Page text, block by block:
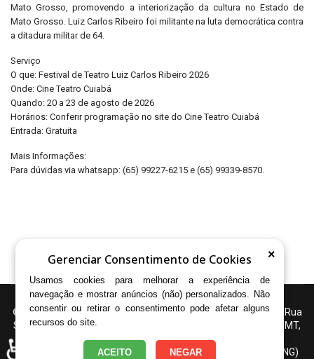
×
Gerenciar Consentimento de Cookies
Usamos cookies para melhorar a experiência de
navegação e mostrar anúncios (não) personalizados. Não
consentir ou retirar o consentimento pode afetar alguns
recursos do site.
ACEITO NEGAR
Mato Grosso, promovendo a interiorização da cultura no Estado de
Mato Grosso. Luiz Carlos Ribeiro foi militante na luta democrática contra
a ditadura militar de 64.
Serviço
O que: Festival de Teatro Luiz Carlos Ribeiro 2026
Onde: Cine Teatro Cuiabá
Quando: 20 a 23 de agosto de 2026
Horários: Conferir programação no site do Cine Teatro Cuiabá
Entrada: Gratuita
Mais Informações:
Para dúvidas via whatsapp: (65) 99227-6215 e (65) 99339-8570.
© 2025 Associação Cultural Cena Onze - Cine Teatro Cuiabá | Rua
Salah Soleimam Ayoub, 300 - Cachoeira das Garças, Cuiabá - MT,
78.077-232 | WhatsApp: (65) 99227-6215 E-mail:
adm@cenaonze.org.br | Organização não governamental (ONG)